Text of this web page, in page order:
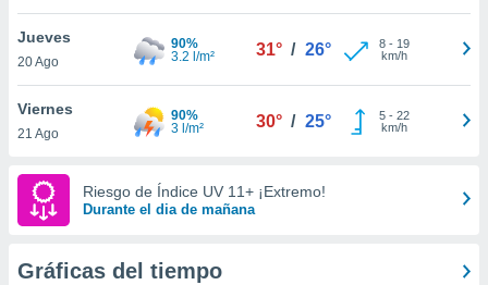
como
sitio
de
posible
traten tus
en
interés
Para
su
Jueves
20 Ago
90%
3.2 l/m²
31° / 26° 8- 19
km/h
Viernes
21 Ago
90%
3 l/m²
30° / 25° 5- 22
km/h
Riesgo de Índice UV 11+ ¡Extremo!
Durante el dia de mañana
Gráficas del tiempo